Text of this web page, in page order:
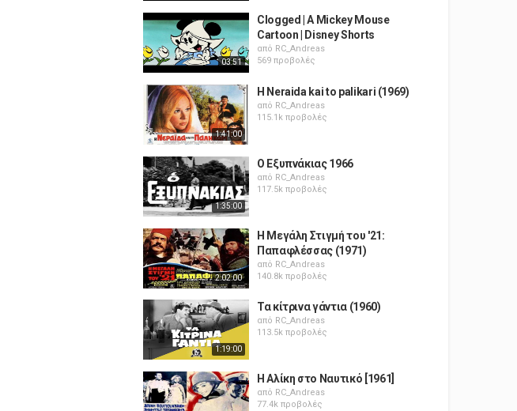
03:51
Clogged | A Mickey Mouse
Cartoon | Disney Shorts
από RC_Andreas
569 προβολές
1:41:00
H Neraida kai to palikari (1969)
από RC_Andreas
115.1k προβολές
1:35:00
Ο Εξυπνάκιας 1966
από RC_Andreas
117.5k προβολές
2:02:00
Η Μεγάλη Στιγμή του '21:
Παπαφλέσσας (1971)
από RC_Andreas
140.8k προβολές
1:19:00
Τα κίτρινα γάντια (1960)
από RC_Andreas
113.5k προβολές
Η Αλίκη στο Ναυτικό [1961]
από RC_Andreas
77.4k προβολές